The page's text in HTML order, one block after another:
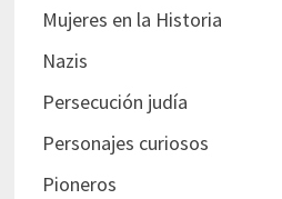
Mujeres en la Historia
Nazis
Persecución judía
Personajes curiosos
Pioneros